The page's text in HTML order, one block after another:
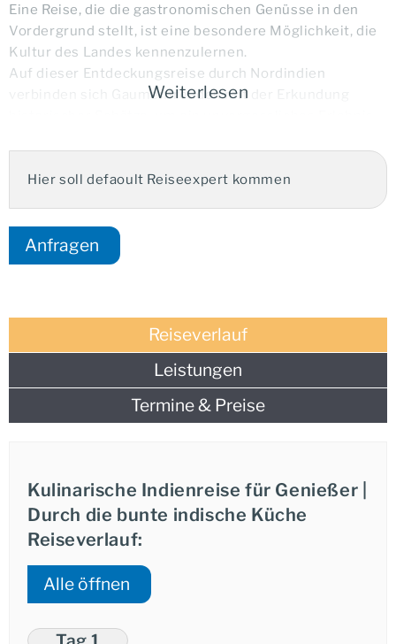
Eine Reise, die die gastronomischen Genüsse in den
Vordergrund stellt, ist eine besondere Möglichkeit, die
Kultur des Landes kennenzulernen.
Auf dieser Entdeckungsreise durch Nordindien
verbinden sich Gaumenfreuden mit der Erkundung
Ihre Vorteile:
Privatreise mit eigenem Chauffeur
Kulinarik und Kultur im Einklang
Ihre Reise führt Sie durch die faszinierende Region
UNESCO-Welterbestätten. Sie haben die Gelegenheit,
nicht nur die berühmten Sehenswürdigkeiten zu
kulinarische Tradition zu gewinnen.
Die Tour verbindet den Besuch großer Monumente mit
Familien die traditionelle Zubereitung von Gerichten
Weiterlesen
Hier soll defaoult Reiseexpert kommen
Anfragen
Reiseverlauf
Leistungen
Termine & Preise
Kulinarische Indienreise für Genießer
Durch die bunte indische Küche
Reiseverlauf:
Alle öffnen